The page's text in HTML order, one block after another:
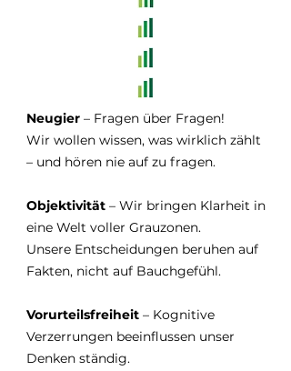
Neugier – Fragen über Fragen!
Wir wollen wissen, was wirklich zählt
– und hören nie auf zu fragen.
Objektivität – Wir bringen Klarheit in
eine Welt voller Grauzonen.
Unsere Entscheidungen beruhen auf
Fakten, nicht auf Bauchgefühl.
Vorurteilsfreiheit – Kognitive
Verzerrungen beeinflussen unser
Denken ständig.